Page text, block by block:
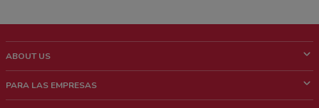
ABOUT US
¿Quiénes Somos?
PARA LAS EMPRESAS